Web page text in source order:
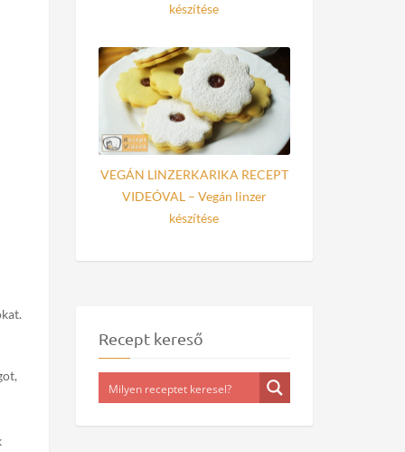
készítése
VEGÁN LINZERKARIKA RECEPT
VIDEÓVAL – Vegán linzer
készítése
Recept kereső